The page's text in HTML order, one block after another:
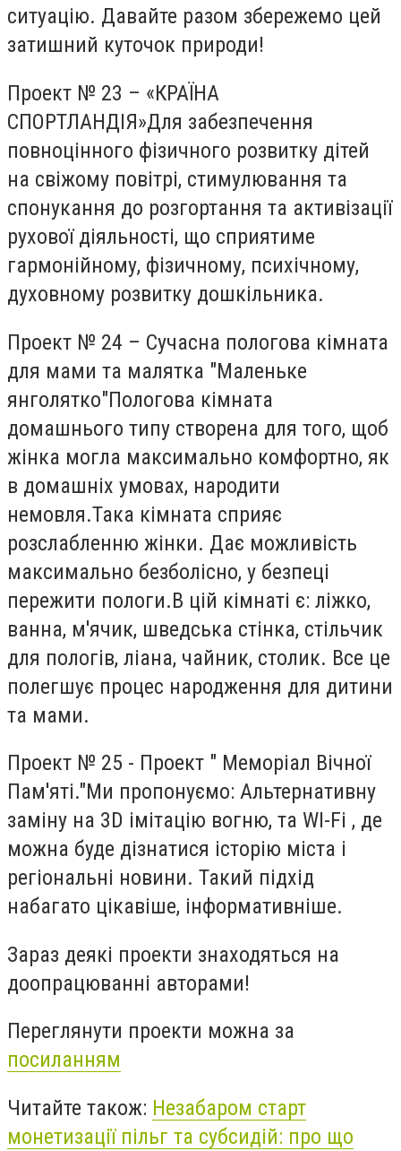
ситуацію. Давайте разом збережемо цей
затишний куточок природи!
Проект № 23 – «КРАЇНА
СПОРТЛАНДІЯ»Для забезпечення
повноцінного фізичного розвитку дітей
на свіжому повітрі, стимулювання та
спонукання до розгортання та активізації
рухової діяльності, що сприятиме
гармонійному, фізичному, психічному,
духовному розвитку дошкільника.
Проект № 24 – Сучасна пологова кімната
для мами та малятка "Маленьке
янголятко"Пологова кімната
домашнього типу створена для того, щоб
жінка могла максимально комфортно, як
в домашніх умовах, народити
немовля.Така кімната сприяє
розслабленню жінки. Дає можливість
максимально безболісно, у безпеці
пережити пологи.В цій кімнаті є: ліжко,
ванна, м'ячик, шведська стінка, стільчик
для пологів, ліана, чайник, столик. Все це
полегшує процес народження для дитини
та мами.
Проект № 25 - Проект " Меморіал Вічної
Пам'яті."Ми пропонуємо: Альтернативну
заміну на 3D імітацію вогню, та WI-Fi , де
можна буде дізнатися історію міста і
регіональні новини. Такий підхід
набагато цікавіше, інформативніше.
Зараз деякі проекти знаходяться на
доопрацюванні авторами!
Переглянути проекти можна за
посиланням
Читайте також: Незабаром старт
монетизації пільг та субсидій: про що